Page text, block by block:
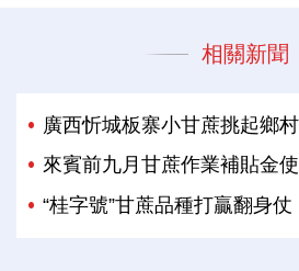
相關新聞
廣西忻城板寨小甘蔗挑起鄉
來賓前九月甘蔗作業補貼金
“桂字號”甘蔗品種打贏翻身仗